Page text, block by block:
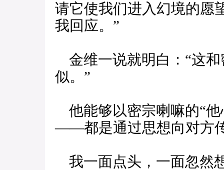
请它使我们进入幻境的愿
我回应。”
金维一说就明白：“这和
似。”
他能够以密宗喇嘛的“他
——都是通过思想向对方
我一面点头，一面忽然